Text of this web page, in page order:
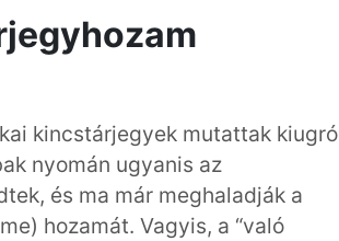
kincstárjegyek mutattak kiugró
nyomán ugyanis az
és ma már meghaladják a
hozamát. Vagyis, a “való